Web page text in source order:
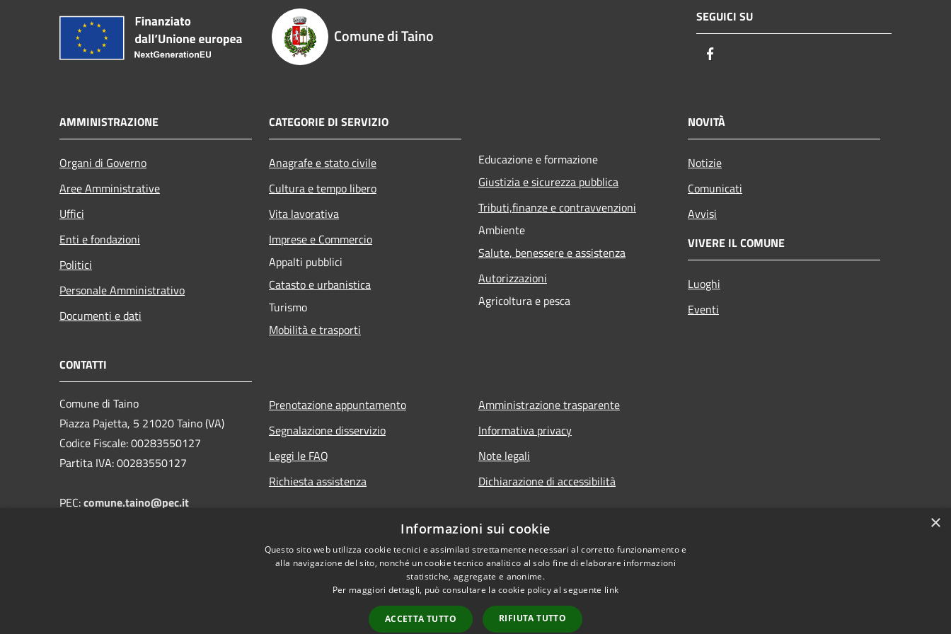
Comune di Taino
SEGUICI SU
AMMINISTRAZIONE
Organi di Governo
Aree Amministrative
Uffici
Enti e fondazioni
Politici
Personale Amministrativo
Documenti e dati
CATEGORIE DI SERVIZIO
Anagrafe e stato civile
Cultura e tempo libero
Vita lavorativa
Imprese e Commercio
Appalti pubblici
Catasto e urbanistica
Turismo
Mobilità e trasporti
Educazione e formazione
Giustizia e sicurezza pubblica
Tributi,finanze e contravvenzioni
Ambiente
Salute, benessere e assistenza
Autorizzazioni
Agricoltura e pesca
NOVITÀ
Notizie
Comunicati
Avvisi
VIVERE IL COMUNE
Luoghi
Eventi
CONTATTI
Comune di Taino
Piazza Pajetta, 5 21020 Taino (VA)
Codice Fiscale: 00283550127
Partita IVA: 00283550127
PEC:comune.taino@pec.it
Prenotazione appuntamento
Segnalazione disservizio
Leggi le FAQ
Richiesta assistenza
Amministrazione trasparente
Informativa privacy
Note legali
Dichiarazione di accessibilità
×
Informazioni sui cookie
Questo sito web utilizza cookie tecnici e assimilati strettamente necessari al corretto funzionamento e
alla navigazione del sito, nonché un cookie tecnico analitico al solo fine di elaborare informazioni
statistiche, aggregate e anonime.
Per maggiori dettagli, può consultare la cookie policy al seguente link
ACCETTA TUTTO RIFIUTA TUTTO